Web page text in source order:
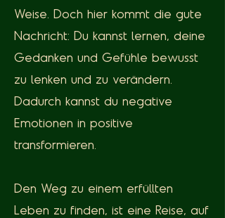
Weise. Doch hier kommt die gute
Nachricht: Du kannst lernen, deine
Gedanken und Gefühle bewusst
zu lenken und zu verändern.
Dadurch kannst du negative
Emotionen in positive
transformieren.
Den Weg zu einem erfüllten
Leben zu finden, ist eine Reise, auf